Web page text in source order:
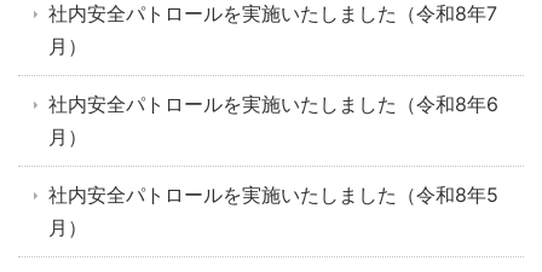
社内安全パトロールを実施いたしました（令和8年7
月）
社内安全パトロールを実施いたしました（令和8年6
月）
社内安全パトロールを実施いたしました（令和8年5
月）